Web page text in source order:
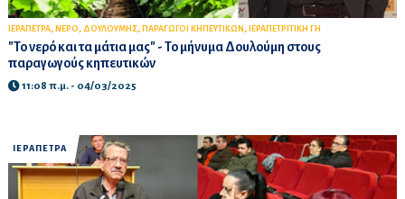
ΙΕΡΑΠΕΤΡΑ, ΝΕΡΟ, ΔΟΥΛΟΥΜΗΣ, ΠΑΡΑΓΩΓΟΙ ΚΗΠΕΥΤΙΚΩΝ , ΙΕΡΑΠΕΤΡΙΤΙΚΗ ΓΗ
"Το νερό και τα μάτια μας" - Το μήνυμα Δουλούμη στους
παραγωγούς κηπευτικών
11:08 π.μ. - 04/03/2025
ΙΕΡΑΠΕΤΡΑ